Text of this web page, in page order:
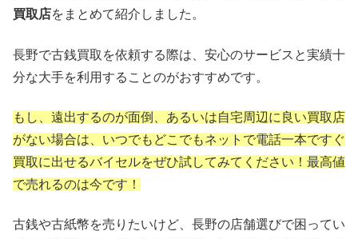
買取店をまとめて紹介しました。
長野で古銭買取を依頼する際は、安心のサービスと実績十
分な大手を利用することのがおすすめです。
もし、遠出するのが面倒、あるいは自宅周辺に良い買取店
がない場合は、いつでもどこでもネットで電話一本ですぐ
買取に出せるバイセルをぜひ試してみてください！最高値
で売れるのは今です！
古銭や古紙幣を売りたいけど、長野の店舗選びで困ってい